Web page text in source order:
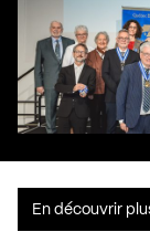
En découvrir